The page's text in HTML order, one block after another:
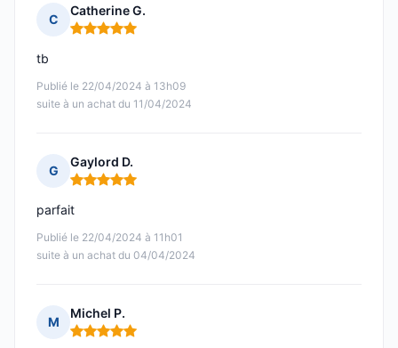
C
Catherine G.
Note : 5 sur 5
Publié le 22/04/2024 à 13h09
suite à un achat du 11/04/2024
tb
G
Gaylord D.
Note : 5 sur 5
Publié le 22/04/2024 à 11h01
suite à un achat du 04/04/2024
parfait
M
Michel P.
Note : 5 sur 5